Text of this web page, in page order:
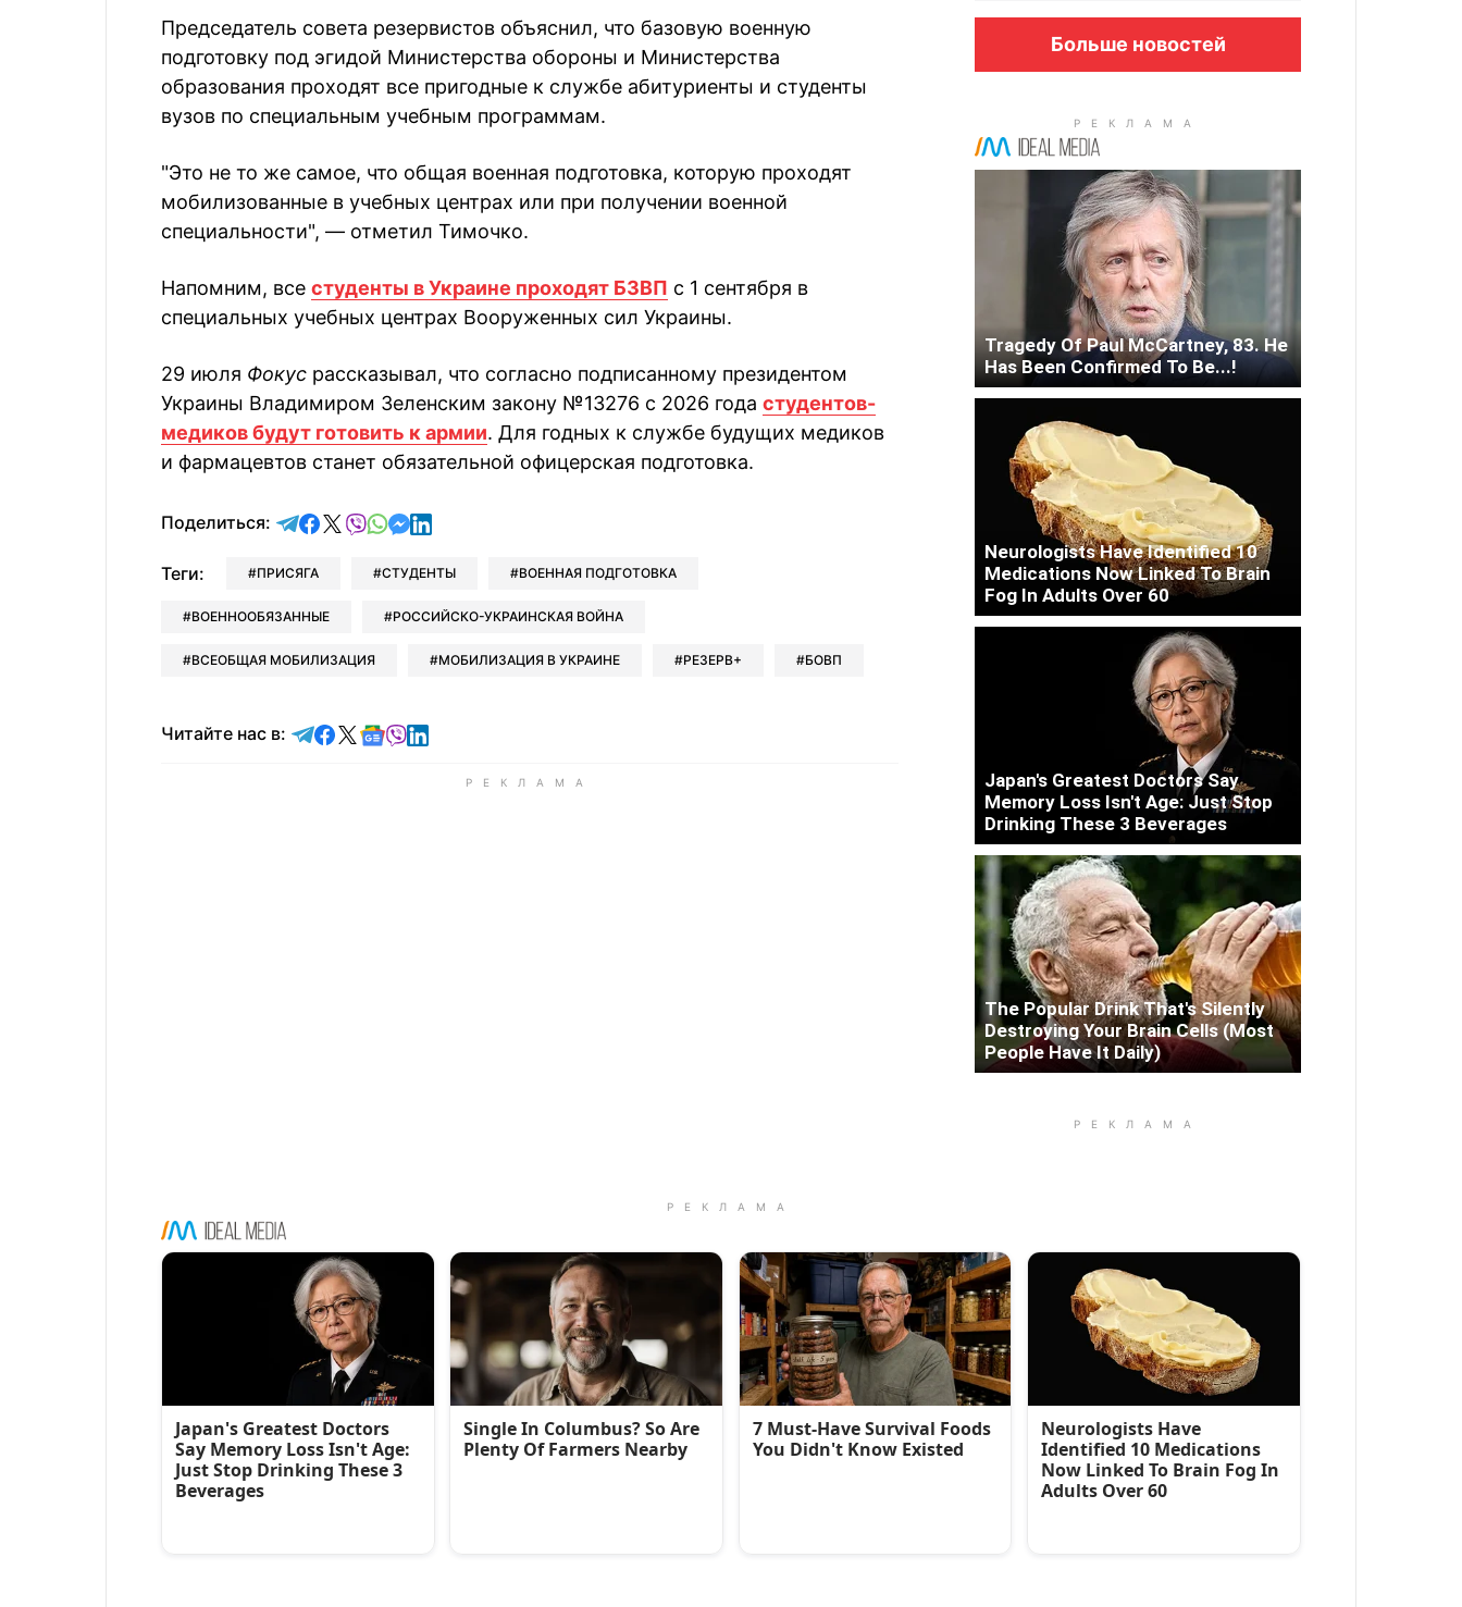
Председатель совета резервистов объяснил, что базовую военную
подготовку под эгидой Министерства обороны и Министерства
образования проходят все пригодные к службе абитуриенты и студенты
вузов по специальным учебным программам.
"Это не то же самое, что общая военная подготовка, которую проходят
мобилизованные в учебных центрах или при получении военной
специальности", — отметил Тимочко.
Напомним, все студенты в Украине проходят БЗВП с 1 сентября в
специальных учебных центрах Вооруженных сил Украины.
29 июля Фокус рассказывал, что согласно подписанному президентом
Украины Владимиром Зеленским закону №13276 с 2026 года студентов-
медиков будут готовить к армии. Для годных к службе будущих медиков
и фармацевтов станет обязательной офицерская подготовка.
Поделиться: отправить в Telegram
поделиться в Facebook
поделиться в X
отправить в Viber
отправить в Whatsapp
отправить в Messenger
отправить в LinkedIn
Теги: ПРИСЯГА СТУДЕНТЫ ВОЕННАЯ ПОДГОТОВКА
ВОЕННООБЯЗАННЫЕ РОССИЙСКО-УКРАИНСКАЯ ВОЙНА
ВСЕОБЩАЯ МОБИЛИЗАЦИЯ МОБИЛИЗАЦИЯ В УКРАИНЕ РЕЗЕРВ+ БОВП
Читайте нас в: Читайте в Telegram
Читайте в Facebook
Читайте в X
Читайте в Google news
Читайте в Viber
Читайте в LinkedIn
Больше новостей